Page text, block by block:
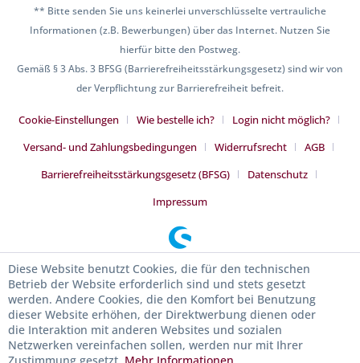
** Bitte senden Sie uns keinerlei unverschlüsselte vertrauliche
Informationen (z.B. Bewerbungen) über das Internet. Nutzen Sie
hierfür bitte den Postweg.
Gemäß § 3 Abs. 3 BFSG (Barrierefreiheitsstärkungsgesetz) sind wir von
der Verpflichtung zur Barrierefreiheit befreit.
Cookie-Einstellungen Wie bestelle ich?
Login nicht möglich?
Versand- und Zahlungsbedingungen
Widerrufsrecht
AGB
Barrierefreiheitsstärkungsgesetz (BFSG)
Datenschutz
Impressum
Diese Website benutzt Cookies, die für den technischen
Betrieb der Website erforderlich sind und stets gesetzt
werden. Andere Cookies, die den Komfort bei Benutzung
dieser Website erhöhen, der Direktwerbung dienen oder
die Interaktion mit anderen Websites und sozialen
Netzwerken vereinfachen sollen, werden nur mit Ihrer